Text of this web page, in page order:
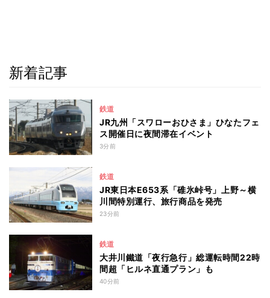
新着記事
鉄道
JR九州「スワローおひさま」ひなたフェ
ス開催日に夜間滞在イベント
3分前
鉄道
JR東日本E653系「碓氷峠号」上野～横
川間特別運行、旅行商品を発売
23分前
鉄道
大井川鐵道「夜行急行」総運転時間22時
間超「ヒルネ直通プラン」も
40分前